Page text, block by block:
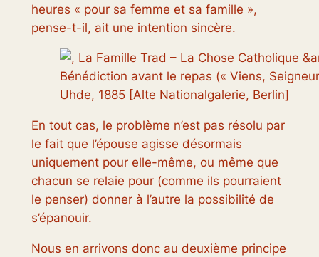
heures « pour sa femme et sa famille »,
pense-t-il, ait une intention sincère.
Bénédiction avant le repas (« Viens,
Uhde, 1885 [Alte Nationalgalerie, Berlin]
En tout cas, le problème n’est pas résolu par
le fait que l’épouse agisse désormais
uniquement pour elle-même, ou même que
chacun se relaie pour (comme ils pourraient
le penser) donner à l’autre la possibilité de
s’épanouir.
Nous en arrivons donc au deuxième principe